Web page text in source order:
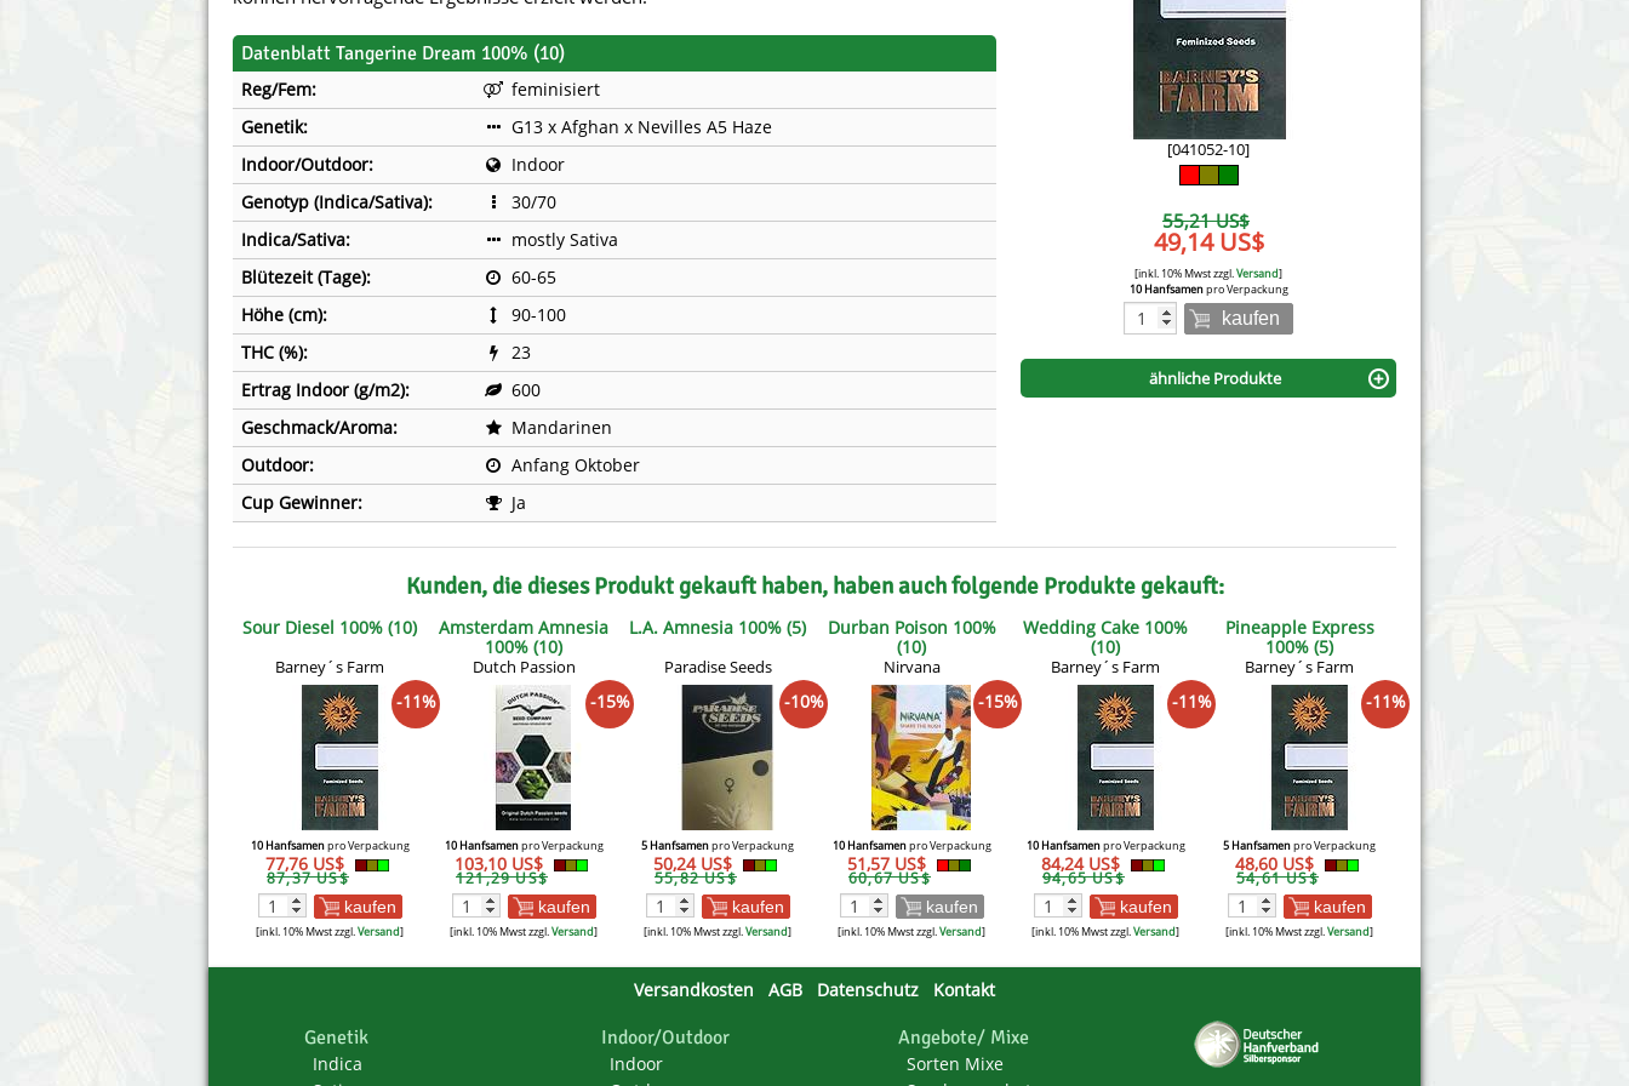
Barney´s Farm
Blimburn Seeds
Bulk Seed Bank
Bulldog Seeds
Cannabella Genetics
Female Seeds
G13 Labs
Genehtik Seeds
Green Bodhi
House of the Great Gardener
Mandala
Medical Seeds Co.
Ministry of Cannabis
Philosopher Seeds
Seedy Simon
Söllner - Vadda's Marijuanabam
Sumo Seeds
Victory Seeds
Vision Seeds
White Label Seeds
World of Seeds
CBD Nutzhanfsamen
Datenblatt Tangerine Dream 100% (10)
Reg/Fem:
feminisiert
Genetik:
G13 x Afghan x Nevilles A5 Haze
Indoor/Outdoor:
Indoor
Genotyp (Indica/Sativa):
30/70
Indica/Sativa:
mostly Sativa
Blütezeit (Tage):
60-65
Höhe (cm):
90-100
THC (%):
23
Ertrag Indoor (g/m2):
600
Geschmack/Aroma:
Mandarinen
Outdoor:
Anfang Oktober
Cup Gewinner:
Ja
[041052-10]
55,21 US$
49,14 US$
[inkl. 10% Mwst zzgl.Versand]
10 Hanfsamenpro Verpackung
kaufen
ähnliche Produkte
Kunden, die dieses Produkt gekauft haben, haben auch folgende Produkte gekauft:
Sour Diesel 100% (10)
Barney´s Farm
-11%
10 Hanfsamenpro Verpackung
77,76 US$
87,37 US$
kaufen
[inkl. 10% Mwst zzgl.Versand]
Amsterdam Amnesia
100% (10)
Dutch Passion
-15%
10 Hanfsamenpro Verpackung
103,10 US$
121,29 US$
kaufen
[inkl. 10% Mwst zzgl.Versand]
L.A. Amnesia 100% (5)
Paradise Seeds
-10%
5 Hanfsamenpro Verpackung
50,24 US$
55,82 US$
kaufen
[inkl. 10% Mwst zzgl.Versand]
Durban Poison 100%
(10)
Nirvana
-15%
10 Hanfsamenpro Verpackung
51,57 US$
60,67 US$
kaufen
[inkl. 10% Mwst zzgl.Versand]
Wedding Cake 100%
(10)
Barney´s Farm
-11%
10 Hanfsamenpro Verpackung
84,24 US$
94,65 US$
kaufen
[inkl. 10% Mwst zzgl.Versand]
Pineapple Express
100% (5)
Barney´s Farm
-11%
5 Hanfsamenpro Verpackung
48,60 US$
54,61 US$
kaufen
[inkl. 10% Mwst zzgl.Versand]
Versandkosten AGB Datenschutz Kontakt
Genetik
Indica
Indoor/Outdoor
Indoor
Angebote/ Mixe
Sorten Mixe